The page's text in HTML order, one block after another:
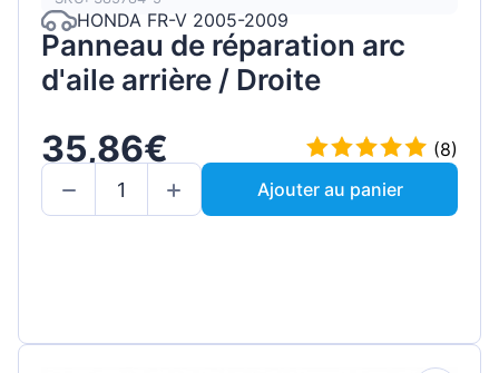
HONDA FR-V 2005-2009
Panneau de réparation arc
d'aile arrière / Droite
35,86€
(8)
Ajouter au panier